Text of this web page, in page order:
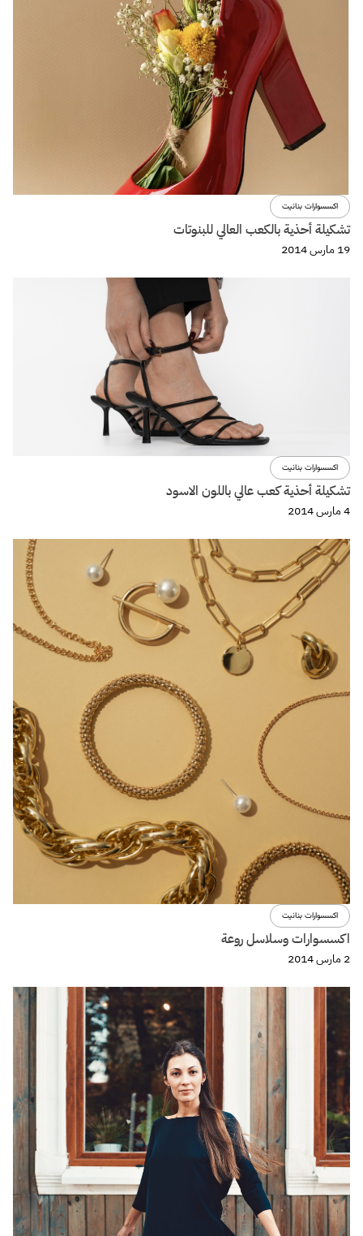
اكسسوارات بنانيت
تشكيلة أحذية بالكعب العالي للبنوتات
19 مارس 2014
اكسسوارات بنانيت
تشكيلة أحذية كعب عالي باللون الاسود
4 مارس 2014
اكسسوارات بنانيت
اكسسوارات وسلاسل روعة
2 مارس 2014